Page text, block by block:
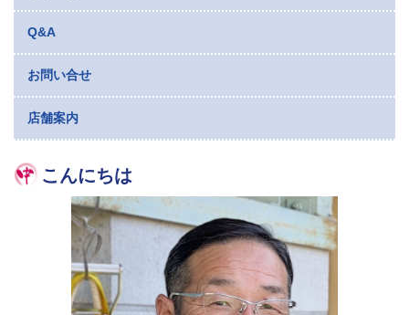
Q&A
お問い合せ
店舗案内
こんにちは